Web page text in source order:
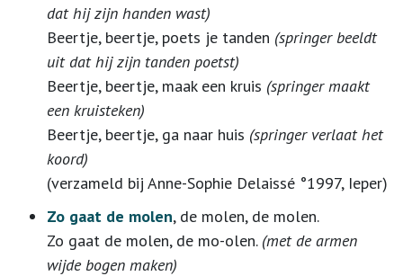
dat hij zijn handen wast)
Beertje, beertje, poets je tanden (springer beeldt
uit dat hij zijn tanden poetst)
Beertje, beertje, maak een kruis (springer maakt
een kruisteken)
Beertje, beertje, ga naar huis (springer verlaat het
koord)
(verzameld bij Anne-Sophie Delaissé °1997, Ieper)
Zo gaat de molen, de molen, de molen.
Zo gaat de molen, de mo-olen. (met de armen
wijde bogen maken)